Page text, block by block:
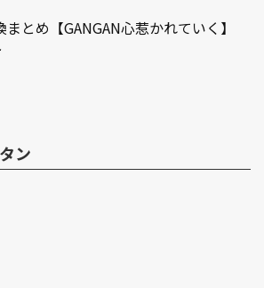
とめ【GANGAN心惹かれていく】
ン